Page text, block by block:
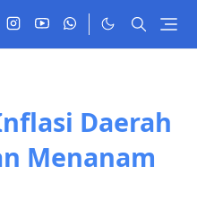
Daerah
Menanam